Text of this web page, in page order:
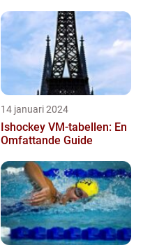
14 januari 2024
Ishockey VM-tabellen: En
Omfattande Guide